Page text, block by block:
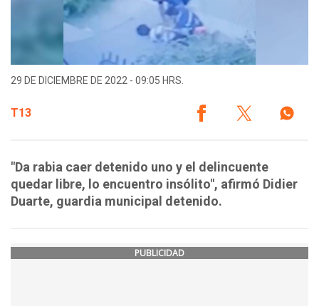
29 DE DICIEMBRE DE 2022 - 09:05 HRS.
T13
"Da rabia caer detenido uno y el delincuente
quedar libre, lo encuentro insólito", afirmó Didier
Duarte, guardia municipal detenido.
PUBLICIDAD